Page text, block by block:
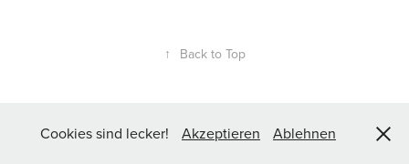
↑ Back to Top
Cookies sind lecker! Akzeptieren Ablehnen